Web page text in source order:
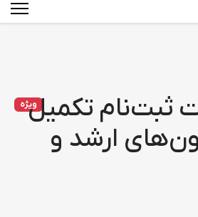
ویژهثبت‌نام تکمیل
ارشد و